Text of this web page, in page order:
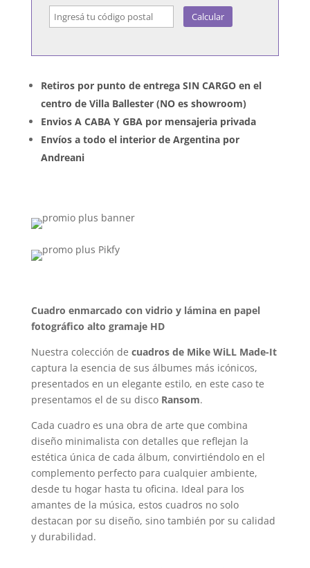
Calcular
Retiros por punto de entrega SIN CARGO en el
centro de Villa Ballester (NO es showroom)
Envios A CABA Y GBA por mensajeria privada
Envíos a todo el interior de Argentina por
Andreani
Cuadro enmarcado con vidrio y lámina en papel
fotográfico alto gramaje HD
Nuestra colección de cuadros de Mike WiLL Made-It
captura la esencia de sus álbumes más icónicos,
presentados en un elegante estilo, en este caso te
presentamos el de su disco Ransom.
Cada cuadro es una obra de arte que combina
diseño minimalista con detalles que reflejan la
estética única de cada álbum, convirtiéndolo en el
complemento perfecto para cualquier ambiente,
desde tu hogar hasta tu oficina. Ideal para los
amantes de la música, estos cuadros no solo
destacan por su diseño, sino también por su calidad
y durabilidad.